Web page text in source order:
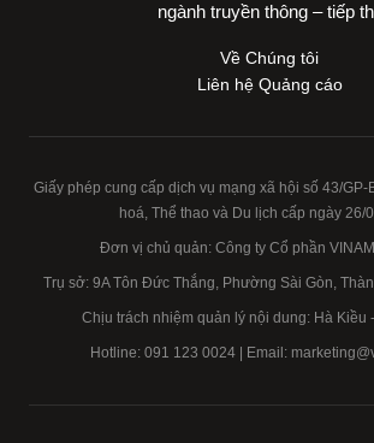
ngành truyền thông – tiếp
Về Chúng tôi
Liên hệ Quảng cáo
Giấy phép cung cấp dịch vụ mạng xã hội số 43/GP-
hoá, Thể thao và Du lịch cấp ngày 26/
Đơn vị chủ quản: Công ty Cổ phần
Trụ sở: 9A Tôn Đức Thắng, Phường Sài Gòn,
Chịu trách nhiệm quản lý nội dung: Hà Kiều
Hotline: 091 123 0024| Email: